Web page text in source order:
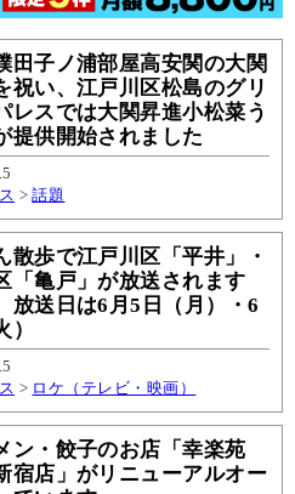
田子ノ浦部屋高安関の大関
祝い、江戸川区松島のグリ
レスでは大関昇進小松菜う
提供開始されました
>話題
散歩で江戸川区「平井」・
「亀戸」が放送されます
放送日は6月5日（月）・6
）
> ロケ（テレビ・映画）
ン・餃子のお店「幸楽苑
宿店」がリニューアルオー